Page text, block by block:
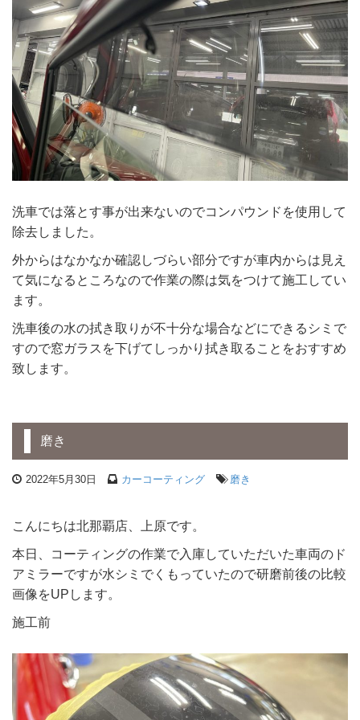
洗車では落とす事が出来ないのでコンパウンドを使用して
除去しました。
外からはなかなか確認しづらい部分ですが車内からは見え
て気になるところなので作業の際は気をつけて施工してい
ます。
洗車後の水の拭き取りが不十分な場合などにできるシミで
すので窓ガラスを下げてしっかり拭き取ることをおすすめ
致します。
磨き
2022年5月30日 カーコーティング 磨き
こんにちは北那覇店、上原です。
本日、コーティングの作業で入庫していただいた車両のド
アミラーですが水シミでくもっていたので研磨前後の比較
画像をUPします。
施工前